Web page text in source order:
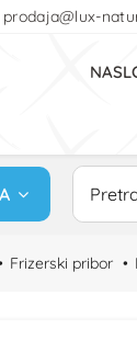
prodaja@lux-
Frizerski pribor